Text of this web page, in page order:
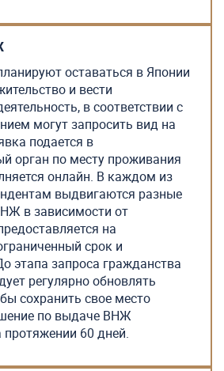
оставаться в Японии
и вести
в соответствии с
могут запросить вид на
подается в
орган по месту проживания
онлайн. В каждом из
выдвигаются разные
в зависимости от
на
срок и
этапа запроса гражданства
регулярно обновлять
сохранить свое место
по выдаче ВНЖ
протяжении 60 дней.